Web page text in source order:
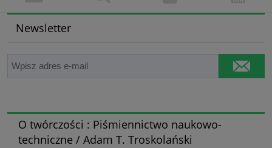
Newsletter
O twórczości : Piśmiennictwo naukowo-
techniczne / Adam T. Troskolański